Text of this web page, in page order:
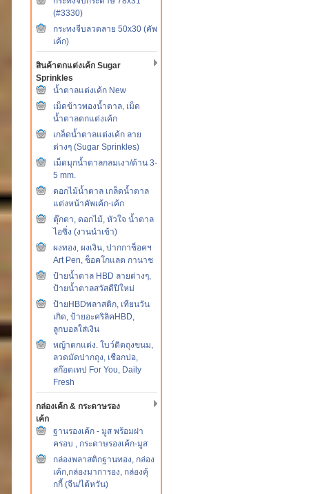
(#3330)
กระทงจีบลวดลาย 50x30 (คัพ
เค้ก)
สินค้าตกแต่งเค้ก Sugar
Sprinkles
น้ำตาลแต่งเค้ก New
เม็ดข้าวพองน้ำตาล, เม็ด
น้ำตาลตกแต่งเค้ก
เกล็ดน้ำตาลแต่งเค้ก ลาย
ต่างๆ (Sugar Sprinkles)
เม็ดมุกน้ำตาลกลมเงา/ด้าน 3-
5 mm.
ดอกไม้น้ำตาล เกล็ดน้ำตาล
แต่งหน้าคัพเค้ก-เค้ก
ตุ๊กตา, ดอกไม้, หัวใจ น้ำตาล
ไอซิ่ง (งานนำเข้า)
ผงทอง, ผงเงิน, ปากกาช็อคฯ
Art Pen, ช็อคโกแลต กานาช
ป้ายน้ำตาล HBD ลายต่างๆ,
ป้ายน้ำตาลสวัสดีปีใหม่
ป้ายHBDพลาสติก, เทียนวัน
เกิด, ป้ายอะคริลิคHBD,
ลูกบอลใส่เงิน
หญ้าตกแต่ง. โบว์ติดถุงขนม,
ลวดมัดปากถุง, เชือกปอ,
สก๊อตเทป For You, Daily
Fresh
กล่องเค้ก & กระดาษรอง
เค้ก
ฐานรองเค้ก - มูส พร้อมฝา
ครอบ , กระดาษรองเค้ก-มูส
กล่องพลาสติกฐานทอง, กล่อง
เค้ก,กล่องมาการอง, กล่องคุ้
กกี้ (จีน/ไต้หวัน)